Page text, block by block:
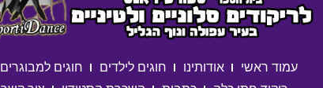
עמוד ראשי אודותינו חוגים לילדים
חוגים למבוגרים